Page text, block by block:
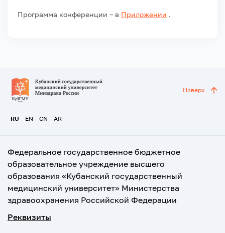
Программа конференции – в Приложении .
RU EN CN AR
Наверх
Федеральное государственное бюджетное
образовательное учреждение высшего
образования «Кубанский государственный
медицинский университет» Министерства
здравоохранения Российской Федерации
Реквизиты